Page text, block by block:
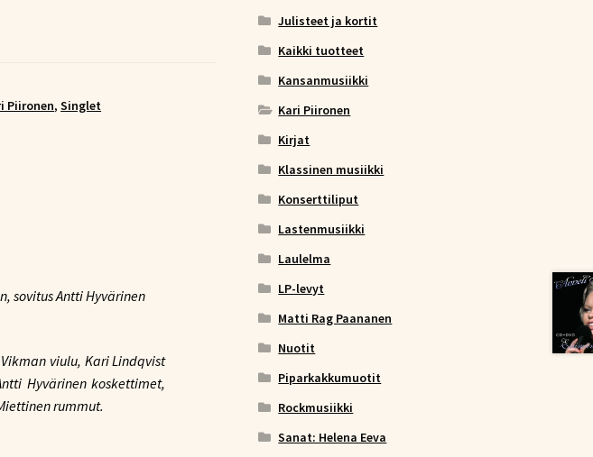
Piironen,Singlet
sovitus Antti Hyvärinen
viulu, Kari Lindqvist
Hyvärinen koskettimet,
rummut.
Julisteet ja kortit
Kaikki tuotteet
Kansanmusiikki
Kari Piironen
Kirjat
Klassinen musiikki
Konserttiliput
Lastenmusiikki
Laulelma
LP-levyt
Matti Rag Paananen
Nuotit
Piparkakkumuotit
Rockmusiikki
Sanat: Helena Eeva